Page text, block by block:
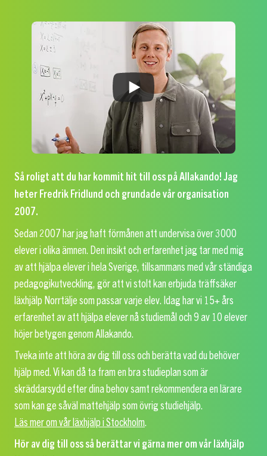
Så roligt att du har kommit hit till oss på Allakando! Jag
heter Fredrik Fridlund och grundade vår organisation
2007.
Sedan 2007 har jag haft förmånen att undervisa över 3000
elever i olika ämnen. Den insikt och erfarenhet jag tar med mig
av att hjälpa elever i hela Sverige, tillsammans med vår ständiga
pedagogikutveckling, gör att vi stolt kan erbjuda träffsäker
läxhjälp Norrtälje som passar varje elev. Idag har vi 15+ års
erfarenhet av att hjälpa elever nå studiemål och 9 av 10 elever
höjer betygen genom Allakando.
Tveka inte att höra av dig till oss och berätta vad du behöver
hjälp med. Vi kan då ta fram en bra studieplan som är
skräddarsydd efter dina behov samt rekommendera en lärare
som kan ge såväl mattehjälp som övrig studiehjälp.
Läs mer om vår läxhjälp i Stockholm.
Hör av dig till oss så berättar vi gärna mer om vår läxhjälp